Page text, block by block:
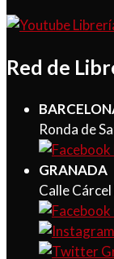
Red de
Ronda de
GRANADA
Calle